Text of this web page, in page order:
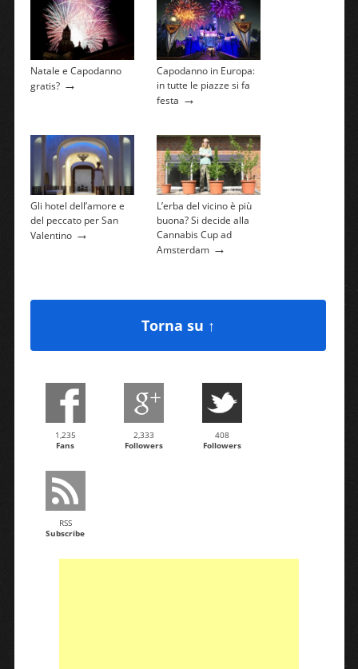
Natale e Capodanno
gratis?→
Capodanno in Europa:
in tutte le piazze si fa
festa →
Gli hotel dell’amore e
del peccato per San
Valentino→
L’erba del vicino è più
buona? Si decide alla
Cannabis Cup ad
Amsterdam→
Torna su ↑
1,235
Fans
2,333
Followers
408
Followers
RSS
Subscribe